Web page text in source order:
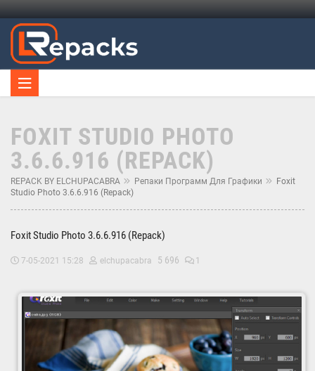
FOXIT STUDIO PHOTO
3.6.6.916 (REPACK)
REPACK BY ELCHUPACABRA Репаки Программ Для Графики
Foxit
Studio Photo 3.6.6.916 (Repack)
Foxit Studio Photo 3.6.6.916 (Repack)
7-05-2021 15:28 elchupacabra 5 696 1